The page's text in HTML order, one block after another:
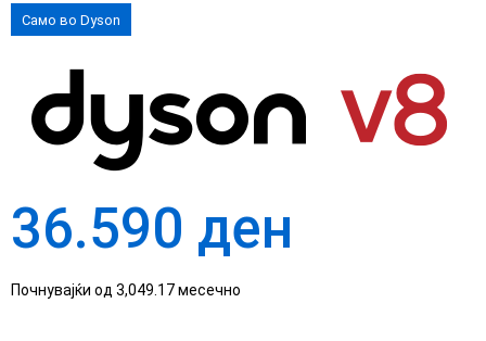
Само во Dyson
36.590 ден
Почнувајќи од 3,049.17 месечно